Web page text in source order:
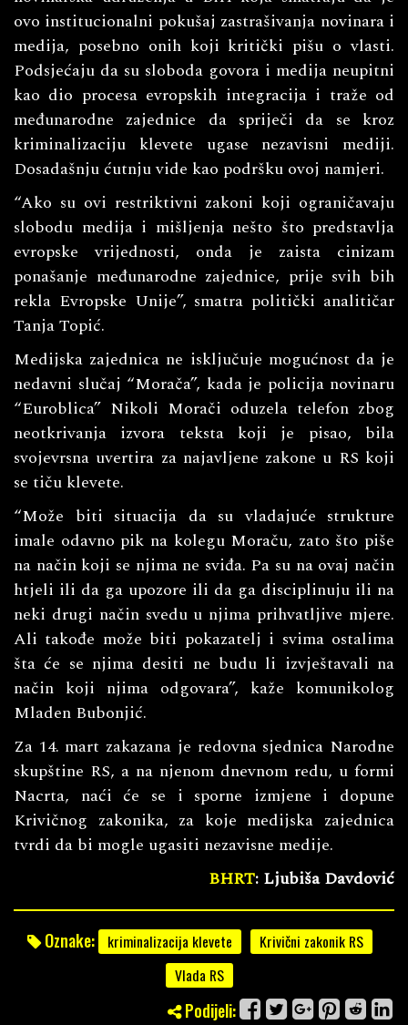
ovo institucionalni pokušaj zastrašivanja novinara i
medija, posebno onih koji kritički pišu o vlasti.
Podsjećaju da su sloboda govora i medija neupitni
kao dio procesa evropskih integracija i traže od
međunarodne zajednice da spriječi da se kroz
kriminalizaciju klevete ugase nezavisni mediji.
Dosadašnju ćutnju vide kao podršku ovoj namjeri.
“Ako su ovi restriktivni zakoni koji ograničavaju
slobodu medija i mišljenja nešto što predstavlja
evropske vrijednosti, onda je zaista cinizam
ponašanje međunarodne zajednice, prije svih bih
rekla Evropske Unije”, smatra politički analitičar
Tanja Topić.
Medijska zajednica ne isključuje mogućnost da je
nedavni slučaj “Morača”, kada je policija novinaru
“Euroblica” Nikoli Morači oduzela telefon zbog
neotkrivanja izvora teksta koji je pisao, bila
svojevrsna uvertira za najavljene zakone u RS koji
se tiču klevete.
“Može biti situacija da su vladajuće strukture
imale odavno pik na kolegu Moraču, zato što piše
na način koji se njima ne sviđa. Pa su na ovaj način
htjeli ili da ga upozore ili da ga disciplinuju ili na
neki drugi način svedu u njima prihvatljive mjere.
Ali takođe može biti pokazatelj i svima ostalima
šta će se njima desiti ne budu li izvještavali na
način koji njima odgovara”, kaže komunikolog
Mladen Bubonjić.
Za 14. mart zakazana je redovna sjednica Narodne
skupštine RS, a na njenom dnevnom redu, u formi
Nacrta, naći će se i sporne izmjene i dopune
Krivičnog zakonika, za koje medijska zajednica
tvrdi da bi mogle ugasiti nezavisne medije.
BHRT: Ljubiša Davdović
Oznake: kriminalizacija klevete
Krivični zakonik RS
Vlada RS
Podijeli: